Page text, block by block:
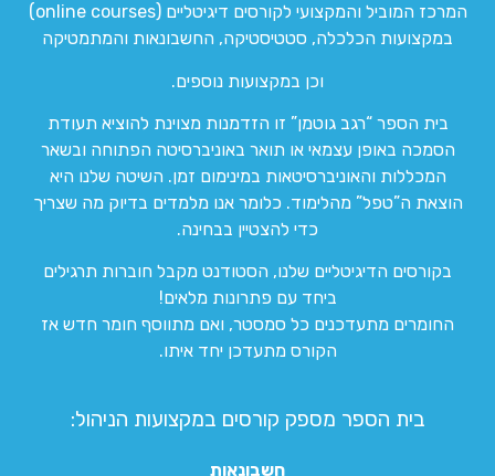
המרכז המוביל והמקצועי לקורסים דיגיטליים (online courses)
במקצועות הכלכלה, סטטיסטיקה, החשבונאות והמתמטיקה
וכן במקצועות נוספים.
בית הספר “רגב גוטמן” זו הזדמנות מצוינת להוציא תעודת
הסמכה באופן עצמאי או תואר באוניברסיטה הפתוחה ובשאר
המכללות והאוניברסיטאות במינימום זמן. השיטה שלנו היא
הוצאת ה”טפל” מהלימוד. כלומר אנו מלמדים בדיוק מה שצריך
כדי להצטיין בבחינה.
בקורסים הדיגיטליים שלנו, הסטודנט מקבל חוברות תרגילים
ביחד עם פתרונות מלאים!
החומרים מתעדכנים כל סמסטר, ואם מתווסף חומר חדש אז
הקורס מתעדכן יחד איתו.
בית הספר מספק קורסים במקצועות הניהול:
חשבונאות